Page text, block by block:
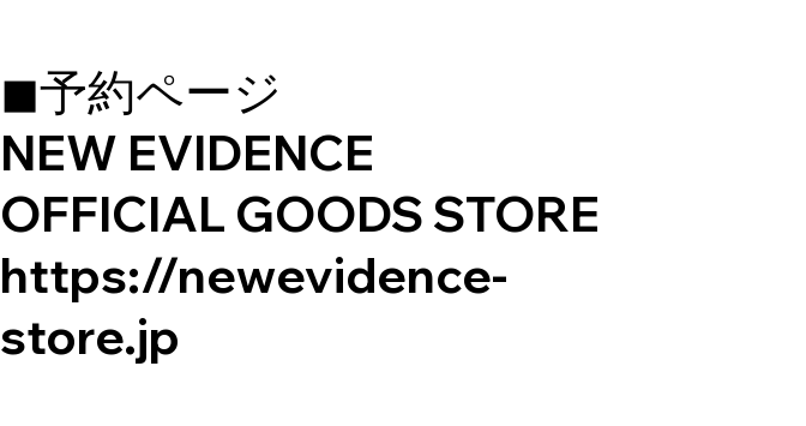
◼予約ページ
NEW EVIDENCE
OFFICIAL GOODS STORE
https://newevidence-
store.jp